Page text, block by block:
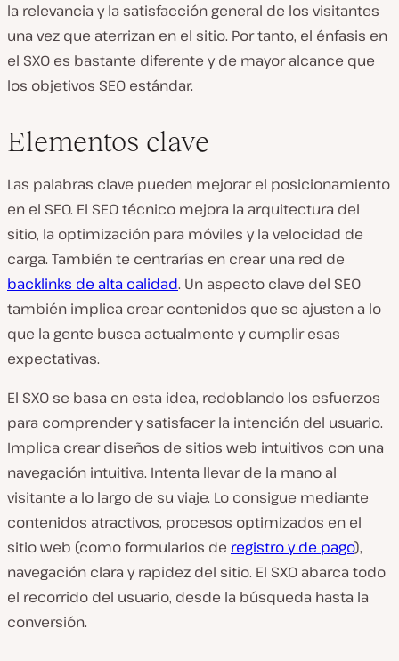
la relevancia y la satisfacción general de los visitantes
una vez que aterrizan en el sitio. Por tanto, el énfasis en
el SXO es bastante diferente y de mayor alcance que
los objetivos SEO estándar.
Elementos clave
Las palabras clave pueden mejorar el posicionamiento
en el SEO. El SEO técnico mejora la arquitectura del
sitio, la optimización para móviles y la velocidad de
carga. También te centrarías en crear una red de
backlinks de alta calidad. Un aspecto clave del SEO
también implica crear contenidos que se ajusten a lo
que la gente busca actualmente y cumplir esas
expectativas.
El SXO se basa en esta idea, redoblando los esfuerzos
para comprender y satisfacer la intención del usuario.
Implica crear diseños de sitios web intuitivos con una
navegación intuitiva. Intenta llevar de la mano al
visitante a lo largo de su viaje. Lo consigue mediante
contenidos atractivos, procesos optimizados en el
sitio web (como formularios de registro y de pago),
navegación clara y rapidez del sitio. El SXO abarca todo
el recorrido del usuario, desde la búsqueda hasta la
conversión.